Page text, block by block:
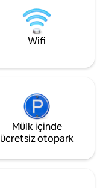
fazlasıyla
dairenin
konforunu
Wifi
Mülk içinde
ücretsiz otopark